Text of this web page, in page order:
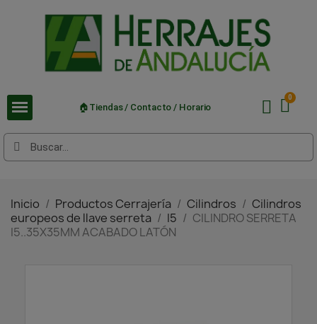
🏠Tiendas / Contacto / Horario
Inicio Productos Cerrajería Cilindros
Cilindros
europeos de llave serreta
I5
CILINDRO SERRETA
I5..35X35MM ACABADO LATÓN